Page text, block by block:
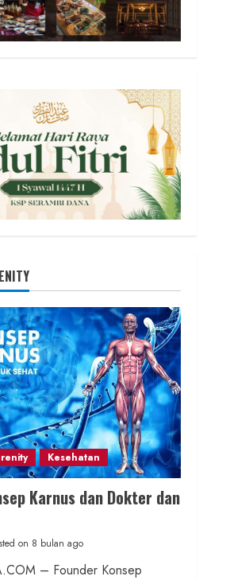
Kesehatan
Karnus dan Dokter dan
on 8 bulan ago
– Founder Konsep